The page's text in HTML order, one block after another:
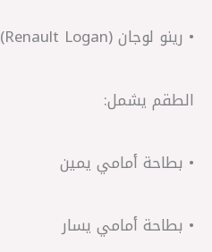
• رينو لوجان (Renault Logan)
الطقم يشمل:
• بطاحة أمامي يمين
• بطاحة أمامي يسار